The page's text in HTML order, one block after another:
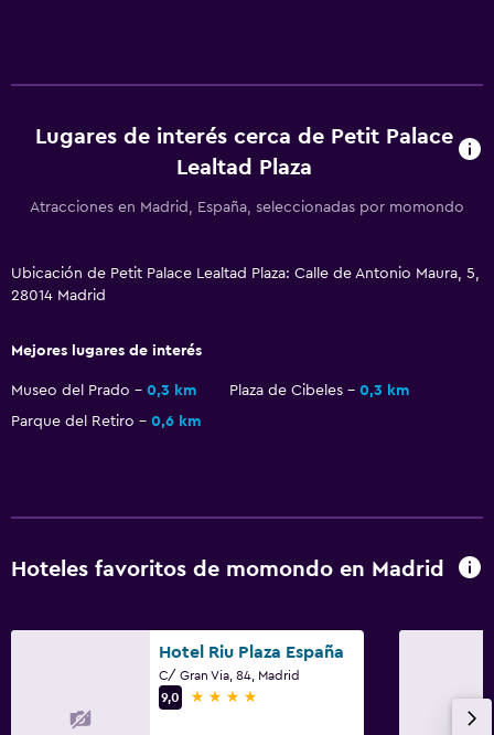
Enchufe cerca de la cama
Perchero
Limpieza diaria
Caja fuerte
Ideal para familias
Barreras de seguridad para niños
Servicios de cuidado de niños (con cargos)
Lugares de interés cerca de Petit Palace
Lealtad Plaza
Atracciones en Madrid, España, seleccionadas por momondo
Ubicación de Petit Palace Lealtad Plaza: Calle de Antonio Maura, 5,
28014 Madrid
Mejores lugares de interés
Museo del Prado 0,3 km Plaza de Cibeles
0,3 km
Parque del Retiro
0,6 km
Hoteles favoritos de momondo en Madrid
Hotel Riu Plaza España
C/ Gran Via, 84, Madrid
9,0
4 estrellas